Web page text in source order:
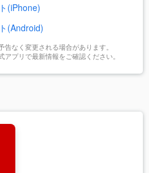
(iPhone)
(Android)
なく変更される場合があります。
プリで最新情報をご確認ください。